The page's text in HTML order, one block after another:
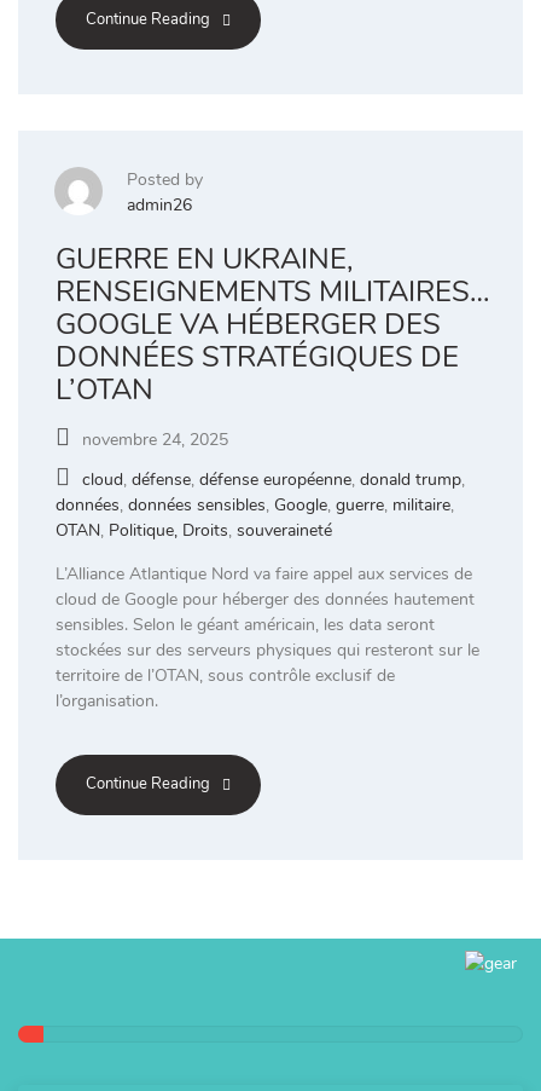
Continue Reading
Posted by
admin26
GUERRE EN UKRAINE,
RENSEIGNEMENTS MILITAIRES…
GOOGLE VA HÉBERGER DES
DONNÉES STRATÉGIQUES DE
L’OTAN
novembre 24, 2025
cloud, défense, défense européenne, donald trump,
données, données sensibles, Google, guerre, militaire,
OTAN, Politique, Droits, souveraineté
L’Alliance Atlantique Nord va faire appel aux services de
cloud de Google pour héberger des données hautement
sensibles. Selon le géant américain, les data seront
stockées sur des serveurs physiques qui resteront sur le
territoire de l’OTAN, sous contrôle exclusif de
l’organisation.
Continue Reading